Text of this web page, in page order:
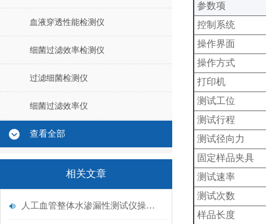
血液穿透性能检测仪
细菌过滤效率检测仪
过滤细菌检测仪
细菌过滤效率仪
查看全部
相关文章
人工血管整体水渗漏性测试仪操作中最容易出错的步骤
‌参数项‌
控制系统
操作界面
操作方式
打印机
测试工位
测试行程
测试径向力
固定样品夹具
测试速率
测试次数
样品长度